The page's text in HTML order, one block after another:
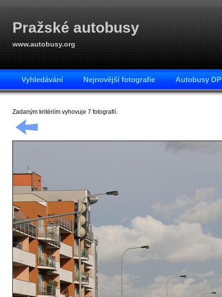
Pražské autobusy
www.autobusy.org
Vyhledávání Nejnovější fotografie Autobusy
Zadaným kritériím vyhovuje 7 fotografií.